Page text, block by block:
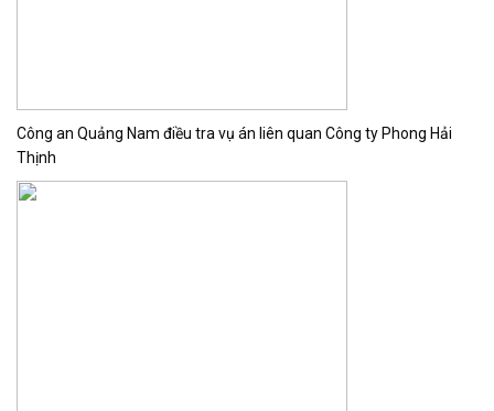
Công an Quảng Nam điều tra vụ án liên quan Công ty Phong Hải
Thịnh